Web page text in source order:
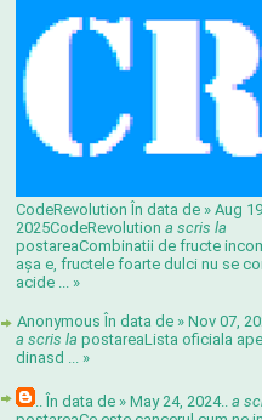
CodeRevolution În data de » Aug
2025CodeRevolution a scris la
postareaCombinatii de fructe
așa e, fructele foarte dulci nu se
acide ... »
Anonymous În data de » Nov 07,
a scris la postareaLista oficiala
dinasd ... »
.. În data de » May 24, 2024.. a